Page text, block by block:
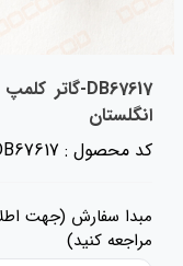
انگلستان
کد محصول : DB67617
مبدا سفارش (جهت
مراجعه کنید)